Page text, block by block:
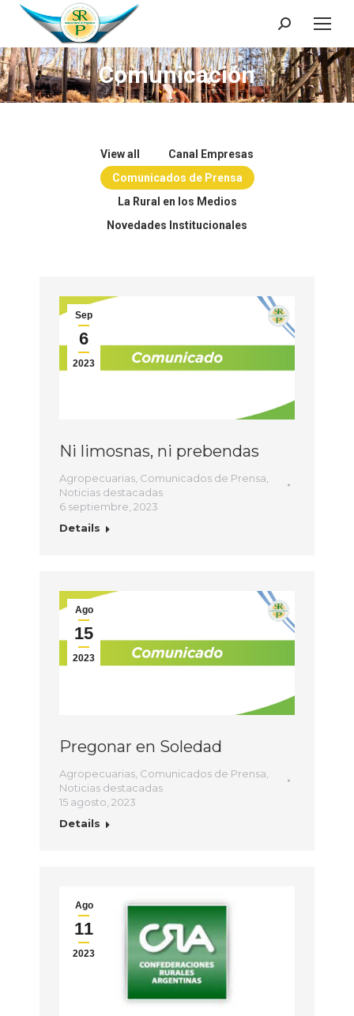
Search:
Comunicación
You are here:
View all
Canal Empresas
Comunicados de Prensa
La Rural en los Medios
Novedades Institucionales
Sep
6
2023
Ni limosnas, ni prebendas
Agropecuarias, Comunicados de Prensa,
Noticias destacadas
6 septiembre, 2023
Details
Ago
15
2023
Pregonar en Soledad
Agropecuarias Comunicados de Prensa
Noticias destacadas
15 agosto, 2023
Details
Ago
11
2023